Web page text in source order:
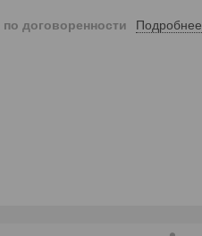
по договоренности Подробнее